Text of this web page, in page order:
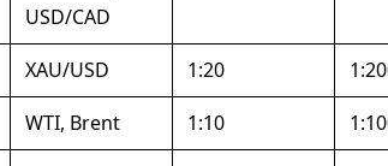
USD/CAD
XAU/USD 1:20
WTI, Brent 1:10